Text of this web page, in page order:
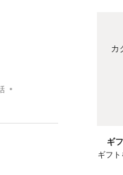
カ
ギ
ギフ